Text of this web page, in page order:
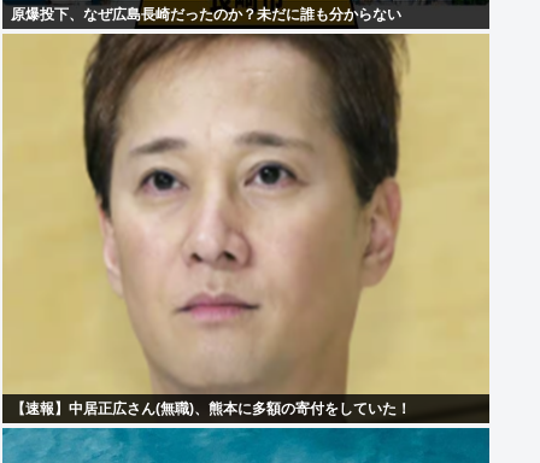
原爆投下、なぜ広島長崎だったのか？未だに誰も分からない
【速報】中居正広さん(無職)、熊本に多額の寄付をしていた！